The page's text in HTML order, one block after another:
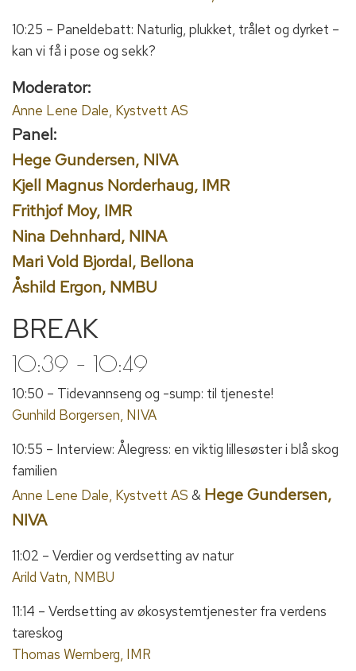
10:25 – Paneldebatt: Naturlig, plukket, trålet og dyrket –
kan vi få i pose og sekk?
Moderator:
Anne Lene Dale, Kystvett AS
Panel:
Hege Gundersen, NIVA
Kjell Magnus Norderhaug, IMR
Frithjof Moy, IMR
Nina Dehnhard, NINA
Mari Vold Bjordal, Bellona
Åshild Ergon, NMBU
BREAK
10:39 – 10:49
10:50 – Tidevannseng og -sump: til tjeneste!
Gunhild Borgersen, NIVA
10:55 – Interview: Ålegress: en viktig lillesøster i blå skog
familien
Anne Lene Dale, Kystvett AS & Hege Gundersen,
NIVA
11:02 – Verdier og verdsetting av natur
Arild Vatn, NMBU
11:14 – Verdsetting av økosystemtjenester fra verdens
tareskog
Thomas Wernberg, IMR